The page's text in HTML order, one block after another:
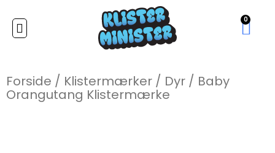
0
Forside / Klistermærker / Dyr / Baby
Orangutang Klistermærke